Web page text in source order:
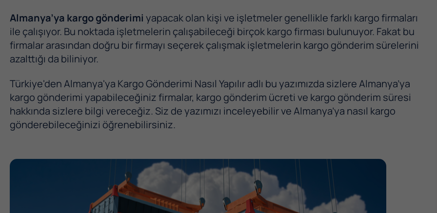
Almanya’ya kargo gönderimi yapacak olan kişi ve işletmeler genellikle farklı kargo firmaları
ile çalışıyor. Bu noktada işletmelerin çalışabileceği birçok kargo firması bulunuyor. Fakat bu
firmalar arasından doğru bir firmayı seçerek çalışmak işletmelerin kargo gönderim sürelerini
azalttığı da biliniyor.
Türkiye'den Almanya'ya Kargo Gönderimi Nasıl Yapılır adlı bu yazımızda sizlere Almanya’ya
kargo gönderimi yapabileceğiniz firmalar, kargo gönderim ücreti ve kargo gönderim süresi
hakkında sizlere bilgi vereceğiz. Siz de yazımızı inceleyebilir ve Almanya’ya nasıl kargo
gönderebileceğinizi öğrenebilirsiniz.